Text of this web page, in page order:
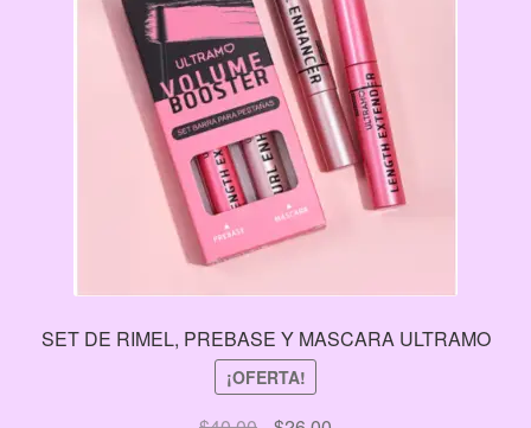
SET DE RIMEL, PREBASE Y MASCARA ULTRAMO
¡OFERTA!